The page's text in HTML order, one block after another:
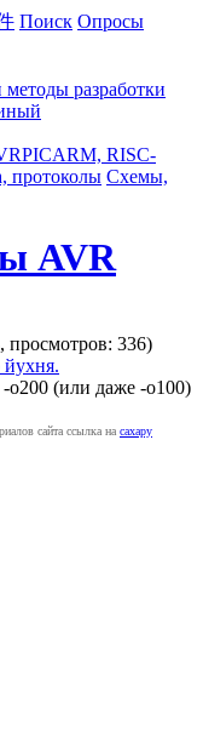
Поиск Опросы
методы разработки
PICARM, RISC-
протоколы Схемы,
AVR
просмотров: 336)
йухня.
o200 (или даже -o100)
сайта ссылка на caxapу